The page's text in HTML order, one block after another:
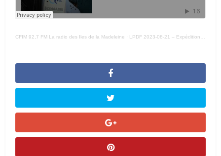
CFIM 92,7 FM La radio des Iles de la Madeleine · LPDF 2023-08-21 – Expédition Brion23: mordre à pleines dents dans la recherche sur le requin blanc